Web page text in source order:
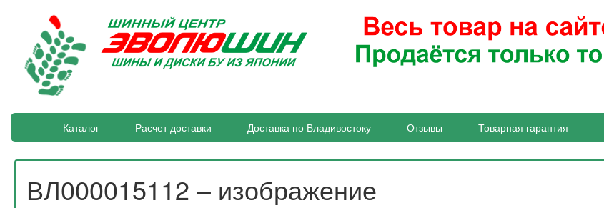
Каталог Расчет доставки Доставка по Владивостоку Отзывы Товарная гарантия
ВЛ000015112 – изображение